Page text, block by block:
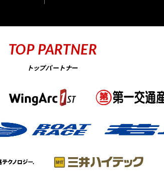
TOP PARTNER
トップパートナー